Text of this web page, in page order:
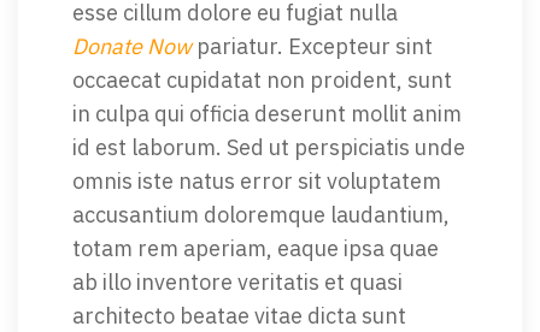
esse cillum dolore eu fugiat nulla
Donate Nowpariatur. Excepteur sint
occaecat cupidatat non proident, sunt
in culpa qui officia deserunt mollit anim
id est laborum. Sed ut perspiciatis unde
omnis iste natus error sit voluptatem
accusantium doloremque laudantium,
totam rem aperiam, eaque ipsa quae
ab illo inventore veritatis et quasi
architecto beatae vitae dicta sunt